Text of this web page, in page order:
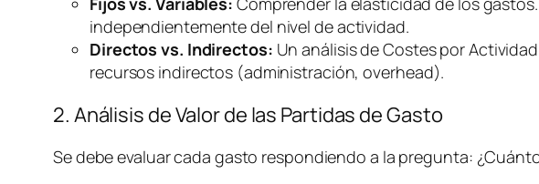
independientemente del nivel de actividad.
Directos vs. Indirectos: Un análisis de Costes por
recursos indirectos (administración,overhead).
2. Análisis de Valor de las Partidas de Gasto
Se debe evaluar cada gasto respondiendo a la pregunta: